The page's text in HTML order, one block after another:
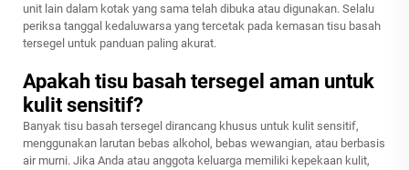
unit lain dalam kotak yang sama telah dibuka atau digunakan. Selalu
periksa tanggal kedaluwarsa yang tercetak pada kemasan tisu basah
tersegel untuk panduan paling akurat.
Apakah tisu basah tersegel aman untuk
kulit sensitif?
Banyak tisu basah tersegel dirancang khusus untuk kulit sensitif,
menggunakan larutan bebas alkohol, bebas wewangian, atau berbasis
air murni. Jika Anda atau anggota keluarga memiliki kepekaan kulit,